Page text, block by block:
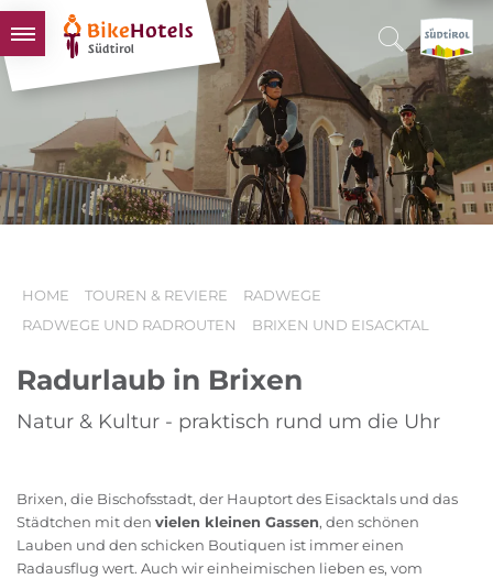
BIKEHOTELS
HOTELS & PAKETE
TOUREN & REVIERE
SÜDTIROL & WIR
HOME TOUREN & REVIERE
RADWEGE
RADWEGE UND RADROUTEN
BRIXEN UND EISACKTAL
Radurlaub in Brixen
Natur & Kultur - praktisch rund um die Uhr
Brixen, die Bischofsstadt, der Hauptort des Eisacktals und das
Städtchen mit den vielen kleinen Gassen, den schönen
Lauben und den schicken Boutiquen ist immer einen
Radausflug wert. Auch wir einheimischen lieben es, vom